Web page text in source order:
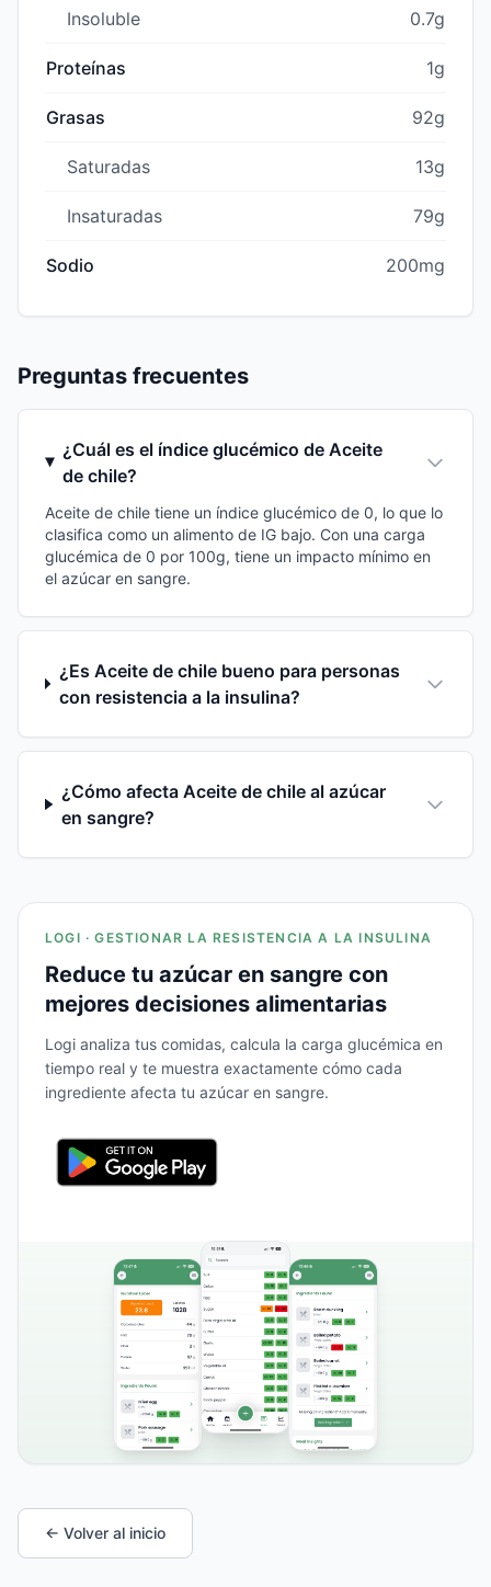
Insoluble 0.7g
Proteínas 1g
Grasas 92g
Saturadas 13g
Insaturadas 79g
Sodio 200mg
Preguntas frecuentes
¿Cuál es el índice glucémico de Aceite
de chile?
Aceite de chile tiene un índice glucémico de 0, lo que lo
clasifica como un alimento de IG bajo. Con una carga
glucémica de 0 por 100g, tiene un impacto mínimo en
el azúcar en sangre.
¿Es Aceite de chile bueno para personas
con resistencia a la insulina?
¿Cómo afecta Aceite de chile al azúcar
en sangre?
LOGI · GESTIONAR LA RESISTENCIA A LA INSULINA
Reduce tu azúcar en sangre con
mejores decisiones alimentarias
Logi analiza tus comidas, calcula la carga glucémica en
tiempo real y te muestra exactamente cómo cada
ingrediente afecta tu azúcar en sangre.
← Volver al inicio